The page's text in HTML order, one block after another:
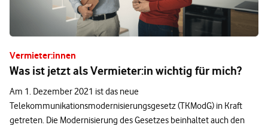
Vermieter:innen
Was ist jetzt als Vermieter:in wichtig für mich?
Am 1. Dezember 2021 ist das neue
Telekommunikationsmodernisierungsgesetz (TKModG) in Kraft
getreten. Die Modernisierung des Gesetzes beinhaltet auch den